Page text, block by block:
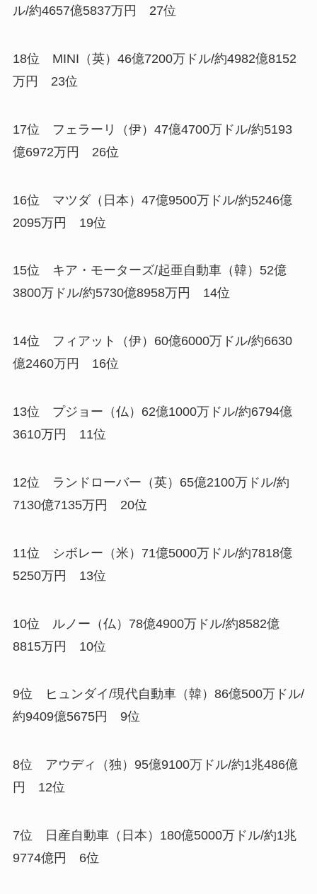
ル/約4657億5837万円 27位
18位 MINI（英）46億7200万ドル/約4982億8152
万円 23位
17位 フェラーリ（伊）47億4700万ドル/約5193
億6972万円 26位
16位 マツダ（日本）47億9500万ドル/約5246億
2095万円 19位
15位 キア・モーターズ/起亜自動車（韓）52億
3800万ドル/約5730億8958万円 14位
14位 フィアット（伊）60億6000万ドル/約6630
億2460万円 16位
13位 プジョー（仏）62億1000万ドル/約6794億
3610万円 11位
12位 ランドローバー（英）65億2100万ドル/約
7130億7135万円 20位
11位 シボレー（米）71億5000万ドル/約7818億
5250万円 13位
10位 ルノー（仏）78億4900万ドル/約8582億
8815万円 10位
9位 ヒュンダイ/現代自動車（韓）86億500万ドル/
約9409億5675円 9位
8位 アウディ（独）95億9100万ドル/約1兆486億
円 12位
7位 日産自動車（日本）180億5000万ドル/約1兆
9774億円 6位